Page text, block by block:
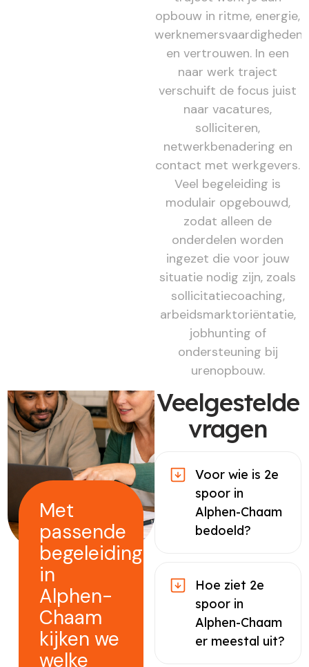
opbouw in ritme, energie,
werknemersvaardigheden
en vertrouwen. In een
naar werk traject
verschuift de focus juist
naar vacatures,
solliciteren,
netwerkbenadering en
contact met werkgevers.
Veel begeleiding is
modulair opgebouwd,
zodat alleen de
onderdelen worden
ingezet die voor jouw
situatie nodig zijn, zoals
sollicitatiecoaching,
arbeidsmarktoriëntatie,
jobhunting of
ondersteuning bij
urenopbouw.
Met
passende
begeleiding
in
Alphen-
Chaam
kijken we
welke
Veelgestelde
vragen
Voor wie is 2e
spoor in
Alphen-Chaam
bedoeld?
Hoe ziet 2e
spoor in
Alphen-Chaam
er meestal uit?